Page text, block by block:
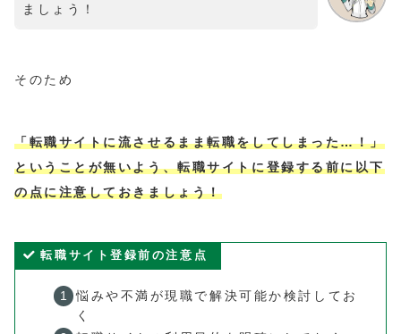
ましょう！
そのため
「転職サイトに流させるまま転職をしてしまった…！」
ということが無いよう、転職サイトに登録する前に以下
の点に注意しておきましょう！
転職サイト登録前の注意点
悩みや不満が現職で解決可能か検討してお
く